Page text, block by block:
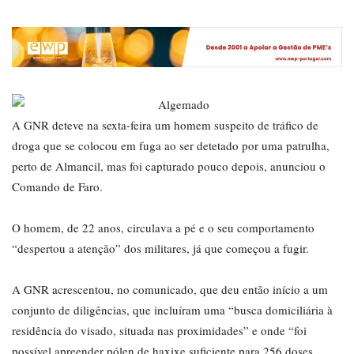
A GNR deteve na sexta-feira um homem suspeito de tráfico de
droga que se colocou em fuga ao ser detetado por uma patrulha,
perto de Almancil, mas foi capturado pouco depois, anunciou o
Comando de Faro.
O homem, de 22 anos, circulava a pé e o seu comportamento
“despertou a atenção” dos militares, já que começou a fugir.
A GNR acrescentou, no comunicado, que deu então início a um
conjunto de diligências, que incluíram uma “busca domiciliária à
residência do visado, situada nas proximidades” e onde “foi